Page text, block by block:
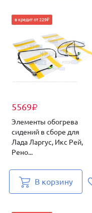
5569₽
в кредит от 229₽
Элементы обогрева
сидений в сборе для
Лада Ларгус, Икс Рей,
Рено...
В корзину